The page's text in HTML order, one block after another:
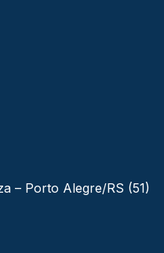
– Porto Alegre/RS (51)